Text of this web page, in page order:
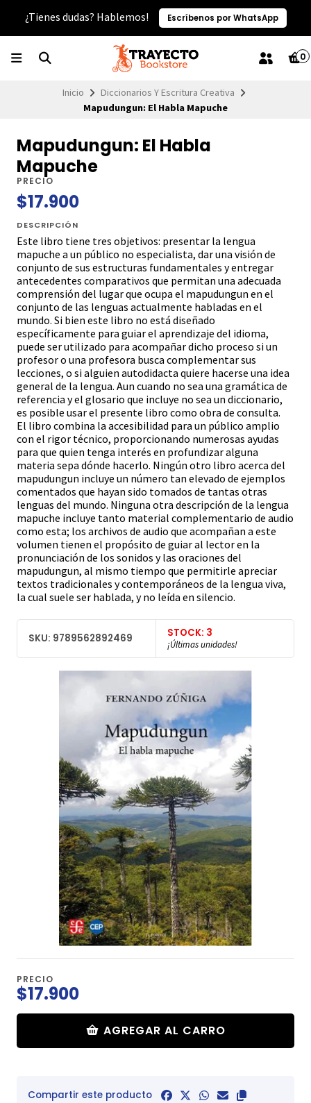
¿Tienes dudas? Hablemos! Escríbenos por WhatsApp
0
Inicio
Diccionarios Y Escritura Creativa
Mapudungun: El Habla Mapuche
Mapudungun: El Habla
Mapuche
PRECIO
$17.900
DESCRIPCIÓN
Este libro tiene tres objetivos: presentar la lengua
mapuche a un público no especialista, dar una visión de
conjunto de sus estructuras fundamentales y entregar
antecedentes comparativos que permitan una adecuada
comprensión del lugar que ocupa el mapudungun en el
conjunto de las lenguas actualmente habladas en el
mundo. Si bien este libro no está diseñado
específicamente para guiar el aprendizaje del idioma,
puede ser utilizado para acompañar dicho proceso si un
profesor o una profesora busca complementar sus
lecciones, o si alguien autodidacta quiere hacerse una idea
general de la lengua. Aun cuando no sea una gramática de
referencia y el glosario que incluye no sea un diccionario,
es posible usar el presente libro como obra de consulta.
El libro combina la accesibilidad para un público amplio
con el rigor técnico, proporcionando numerosas ayudas
para que quien tenga interés en profundizar alguna
materia sepa dónde hacerlo. Ningún otro libro acerca del
mapudungun incluye un número tan elevado de ejemplos
comentados que hayan sido tomados de tantas otras
lenguas del mundo. Ninguna otra descripción de la lengua
mapuche incluye tanto material complementario de audio
como esta; los archivos de audio que acompañan a este
volumen tienen el propósito de guiar al lector en la
pronunciación de los sonidos y las oraciones del
mapudungun, al mismo tiempo que permitirle apreciar
textos tradicionales y contemporáneos de la lengua viva,
la cual suele ser hablada, y no leída en silencio.
SKU: 9789562892469 STOCK: 3
¡Últimas unidades!
PRECIO
$17.900
AGREGAR AL CARRO
Compartir este producto